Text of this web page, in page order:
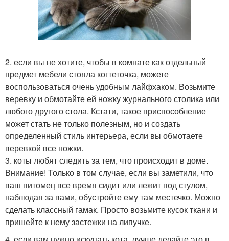
2. если вы не хотите, чтобы в комнате как отдельный
предмет мебели стояла когтеточка, можете
воспользоваться очень удобным лайфхаком. Возьмите
веревку и обмотайте ей ножку журнального столика или
любого другого стола. Кстати, такое приспособление
может стать не только полезным, но и создать
определенный стиль интерьера, если вы обмотаете
веревкой все ножки.
3. коты любят следить за тем, что происходит в доме.
Внимание! Только в том случае, если вы заметили, что
ваш питомец все время сидит или лежит под стулом,
наблюдая за вами, обустройте ему там местечко. Можно
сделать классный гамак. Просто возьмите кусок ткани и
пришейте к нему застежки на липучке.